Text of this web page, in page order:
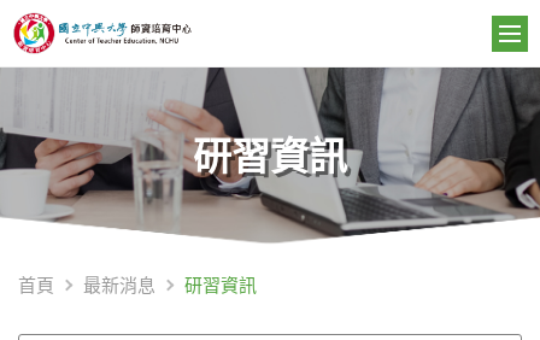
研習資訊
首頁 最新消息 研習資訊